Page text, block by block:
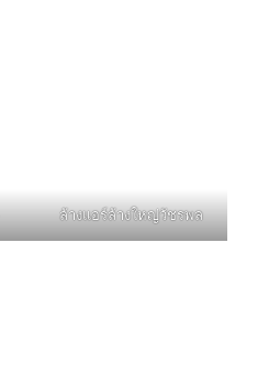
ล้างแอร์ล้างใหญ่วัชรพล